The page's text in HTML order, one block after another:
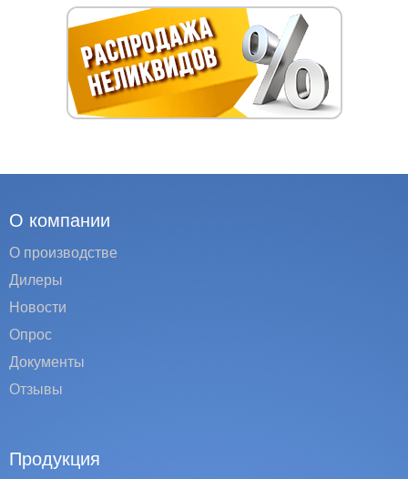
О компании
О производстве
Дилеры
Новости
Опрос
Документы
Отзывы
Продукция